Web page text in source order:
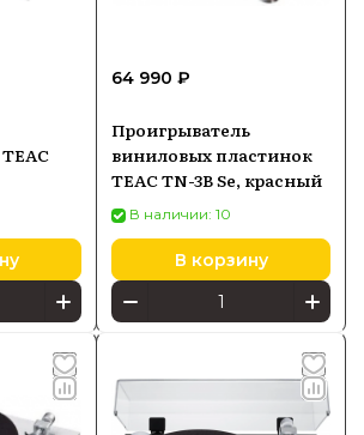
64 990 ₽
Проигрыватель
виниловых пластинок
TEAC TN-3B Se, красный
В наличии: 10
В корзину